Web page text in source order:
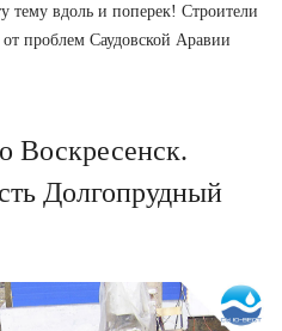
тему вдоль и поперек! Строители
проблем Саудовской Аравии
Воскресенск.
Долгопрудный